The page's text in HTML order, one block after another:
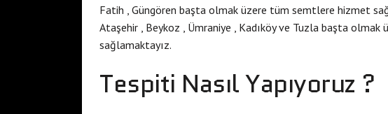
Fatih , Güngören başta olmak üzere tüm semtlere hizmet
Ataşehir , Beykoz , Ümraniye , Kadıköy ve Tuzla başta olmak
sağlamaktayız.
Tespiti Nasıl Yapıyoruz ?